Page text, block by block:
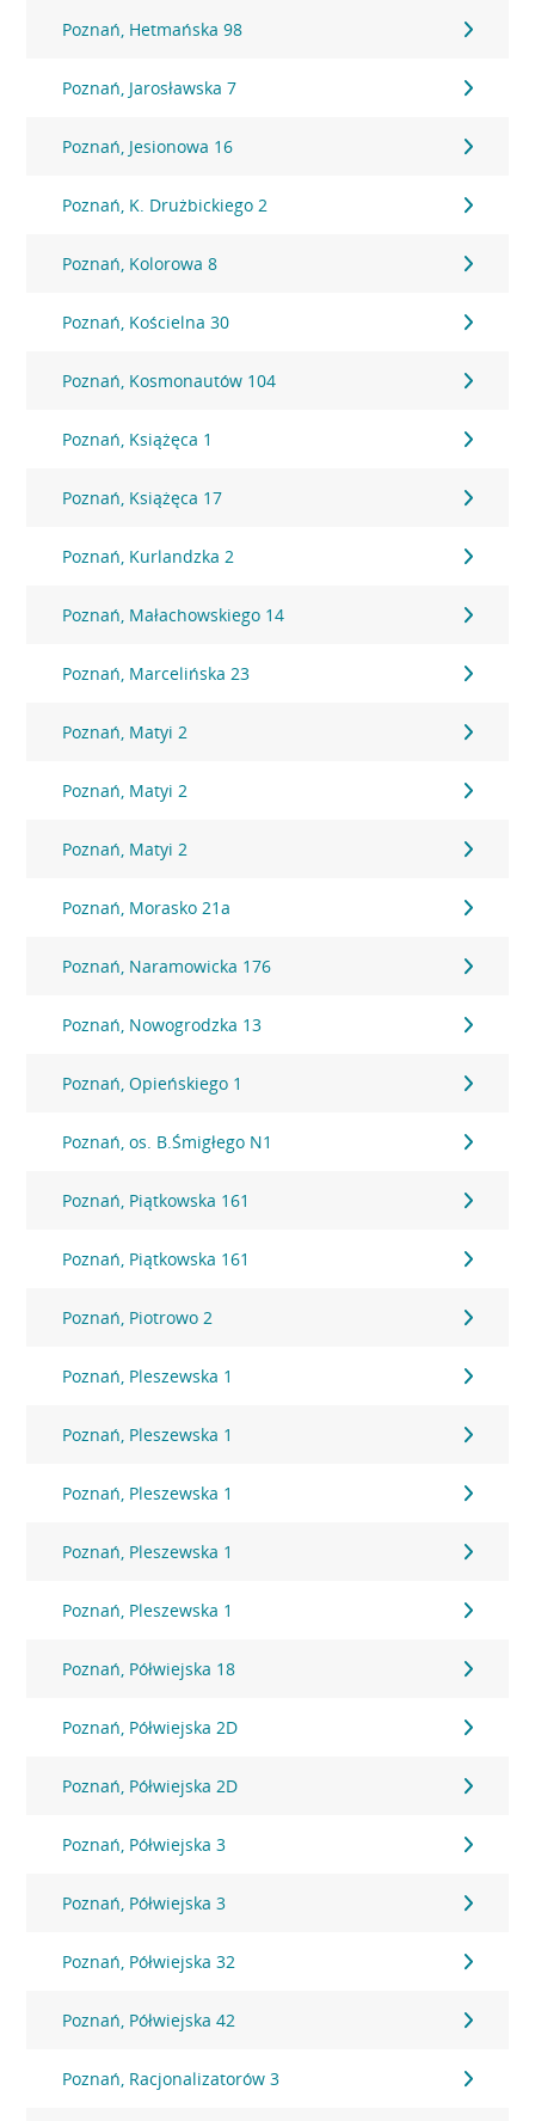
Poznań, Hetmańska 98
Poznań, Jarosławska 7
Poznań, Jesionowa 16
Poznań, K. Drużbickiego 2
Poznań, Kolorowa 8
Poznań, Kościelna 30
Poznań, Kosmonautów 104
Poznań, Książęca 1
Poznań, Książęca 17
Poznań, Kurlandzka 2
Poznań, Małachowskiego 14
Poznań, Marcelińska 23
Poznań, Matyi 2
Poznań, Matyi 2
Poznań, Matyi 2
Poznań, Morasko 21a
Poznań, Naramowicka 176
Poznań, Nowogrodzka 13
Poznań, Opieńskiego 1
Poznań, os. B.Śmigłego N1
Poznań, Piątkowska 161
Poznań, Piątkowska 161
Poznań, Piotrowo 2
Poznań, Pleszewska 1
Poznań, Pleszewska 1
Poznań, Pleszewska 1
Poznań, Pleszewska 1
Poznań, Pleszewska 1
Poznań, Półwiejska 18
Poznań, Półwiejska 2D
Poznań, Półwiejska 2D
Poznań, Półwiejska 3
Poznań, Półwiejska 3
Poznań, Półwiejska 32
Poznań, Półwiejska 42
Poznań, Racjonalizatorów 3